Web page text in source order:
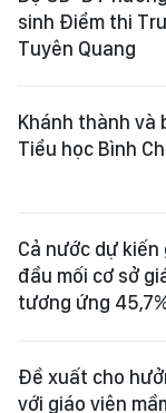
sinh Điểm thi
Tuyên Quang
Khánh thành và
Tiểu học Bình
Cả nước dự kiến
đầu mối cơ sở
tương ứng
Đề xuất cho
với giáo viên